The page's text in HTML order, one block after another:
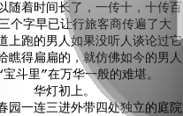
间长了，一传十，十传百
个字早已让行旅客商传遍了大
上跑的男人如果没听人谈论过它
瞧得扁扁的，就仿佛如今的男人
斗里”在万华一般的难堪。
上。
三进外带四处独立的庭院